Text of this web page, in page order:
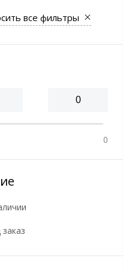
все фильтры
0